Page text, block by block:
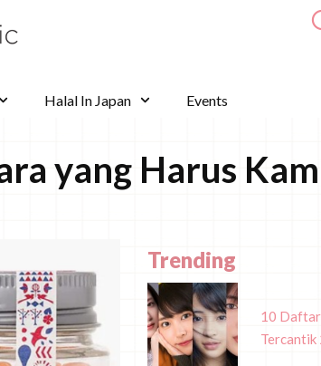
Halal In Japan Events
yang Harus
Trending
10
Tercantik